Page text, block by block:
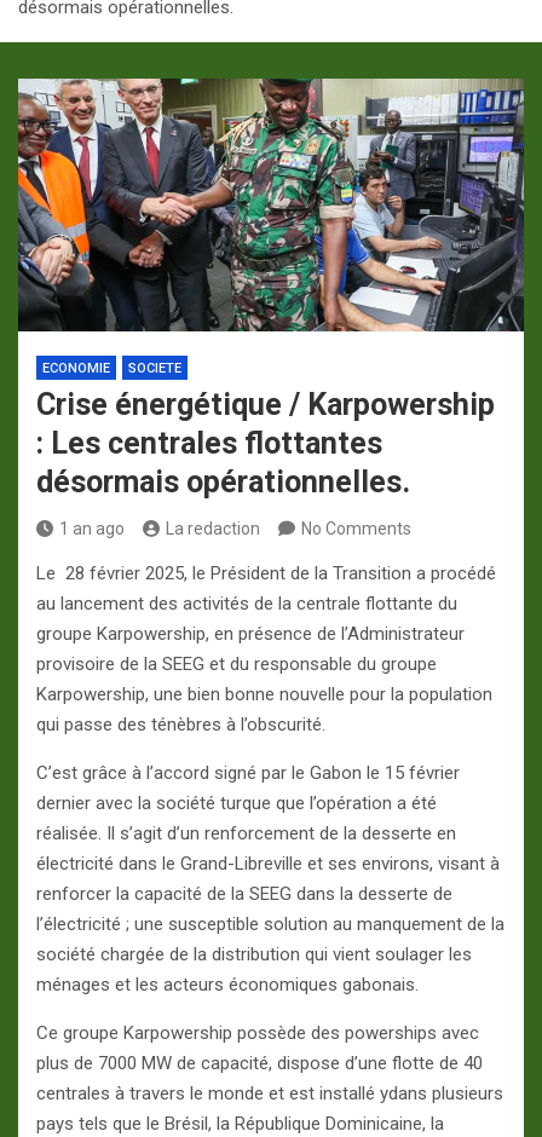
désormais opérationnelles.
ECONOMIE SOCIETE
Crise énergétique / Karpowership
: Les centrales flottantes
désormais opérationnelles.
1 an ago La redaction No Comments
Le 28 février 2025, le Président de la Transition a procédé
au lancement des activités de la centrale flottante du
groupe Karpowership, en présence de l’Administrateur
provisoire de la SEEG et du responsable du groupe
Karpowership, une bien bonne nouvelle pour la population
qui passe des ténèbres à l’obscurité.
C’est grâce à l’accord signé par le Gabon le 15 février
dernier avec la société turque que l’opération a été
réalisée. Il s’agit d’un renforcement de la desserte en
électricité dans le Grand-Libreville et ses environs, visant à
renforcer la capacité de la SEEG dans la desserte de
l’électricité ; une susceptible solution au manquement de la
société chargée de la distribution qui vient soulager les
ménages et les acteurs économiques gabonais.
Ce groupe Karpowership possède des powerships avec
plus de 7000 MW de capacité, dispose d’une flotte de 40
centrales à travers le monde et est installé ydans plusieurs
pays tels que le Brésil, la République Dominicaine, la
p